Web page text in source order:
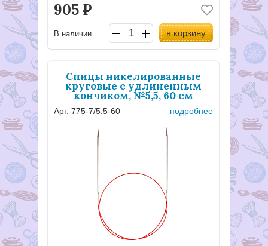
905Р
В наличии в корзину
Спицы никелированные
круговые с удлиненным
кончиком, №5,5, 60 см
Арт. 775-7/5.5-60 подробнее